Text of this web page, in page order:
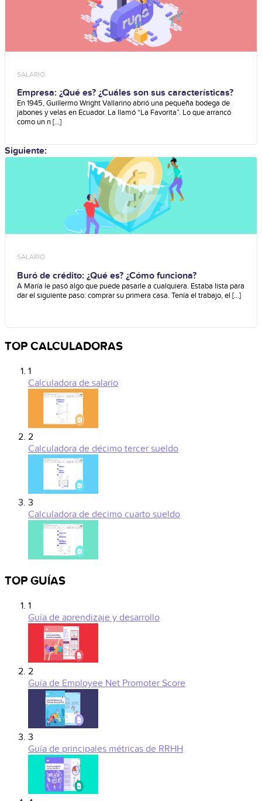
SALARIO
Empresa: ¿Qué es? ¿Cuáles son sus características?
En 1945, Guillermo Wright Vallarino abrió una pequeña bodega de
jabones y velas en Ecuador. La llamó “La Favorita”. Lo que arrancó
como un n [...]
Siguiente:
SALARIO
Buró de crédito: ¿Qué es? ¿Cómo funciona?
A María le pasó algo que puede pasarle a cualquiera. Estaba lista para
dar el siguiente paso: comprar su primera casa. Tenía el trabajo, el [...]
TOP CALCULADORAS
1
Calculadora de salario
2
Calculadora de décimo tercer sueldo
3
Calculadora de decimo cuarto sueldo
TOP GUÍAS
1
Guía de aprendizaje y desarrollo
2
Guía de Employee Net Promoter Score
3
Guía de principales métricas de RRHH